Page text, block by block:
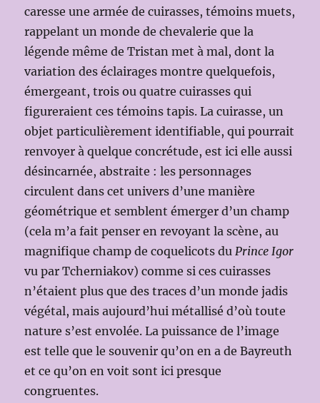
caresse une armée de cuirasses, témoins muets,
rappelant un monde de chevalerie que la
légende même de Tristan met à mal, dont la
variation des éclairages montre quelquefois,
émergeant, trois ou quatre cuirasses qui
figureraient ces témoins tapis. La cuirasse, un
objet particulièrement identifiable, qui pourrait
renvoyer à quelque concrétude, est ici elle aussi
désincarnée, abstraite : les personnages
circulent dans cet univers d’une manière
géométrique et semblent émerger d’un champ
(cela m’a fait penser en revoyant la scène, au
magnifique champ de coquelicots duPrince Igor
vu par Tcherniakov) comme si ces cuirasses
n’étaient plus que des traces d’un monde jadis
végétal, mais aujourd’hui métallisé d’où toute
nature s’est envolée. La puissance de l’image
est telle que le souvenir qu’on en a de Bayreuth
et ce qu’on en voit sont ici presque
congruentes.